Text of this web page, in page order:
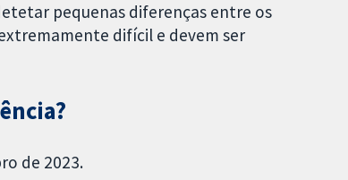
pequenas diferenças entre os
difícil e devem ser
de 2023.